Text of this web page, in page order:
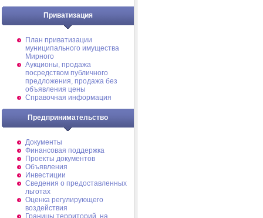
Приватизация
План приватизации
муниципального имущества
Мирного
Аукционы, продажа
посредством публичного
предложения, продажа без
объявления цены
Справочная информация
Предпринимательство
Документы
Финансовая поддержка
Проекты документов
Объявления
Инвестиции
Сведения о предоставленных
льготах
Оценка регулирующего
воздействия
Границы территорий, на